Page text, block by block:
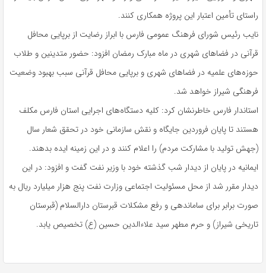
راستای تأمین اعتبار این پروژه همکاری کنند.
نایب رئیس شورای فرهنگ عمومی فارس با ابراز رضایت از برپایی محافل
قرآنی در فضاهای شهری در ماه مبارک رمضان افزود: حضور متدینین و طلاب
حوزه‌های علمیه در فضاهای شهری و برپایی محافل قرآنی سبب بهبود وضعیت
فرهنگی شیراز خواهد شد.
استاندار فارس خاطرنشان کرد: کلیه دستگاه‌های اجرایی استان فارس مکلف
هستند تا پایان فروردین جایگاه و نقش سازمانی خود در تحقق شعار سال
(جهش تولید با مشارکت مردم) را اعلام کنند و در این زمینه ایده بدهند.
ایمانیه در پایان از دیدار شب گذشته خود با وزیر نفت گفت و افزود: در این
دیدار مقرر شد از محل مسئولیت اجتماعی وزارت نفت پنج هزار میلیارد ریال به
صورت برابر برای ساماندهی و رفع مشکلات قبرستان دارالسلام (قبرستان
تاریخی شیراز) و حرم مطهر سید علاء‌الدین حسین (ع) تخصیص یابد.